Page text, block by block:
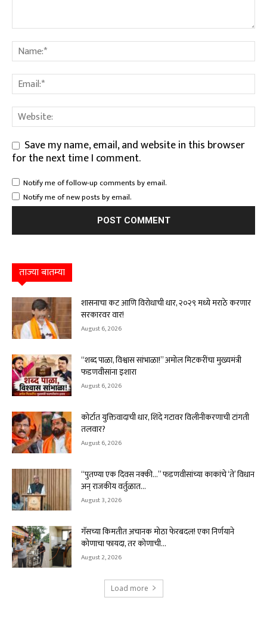
Save my name, email, and website in this browser
for the next time I comment.
Notify me of follow-up comments by email.
Notify me of new posts by email.
ताज्या बातम्या
शासनाचा कट आणि विरोधाची धार, २०२९ मध्ये मराठे करणार
सरकारवर वार!
August 6, 2026
“शब्द पाळा, विश्वास सांभाळा!” अमोल मिटकरींचा मुख्यमंत्री
फडणवीसांना इशारा
August 6, 2026
कोर्टात युक्तिवादाची धार, शिंदे गटावर विलीनीकरणाची टांगती
तलवार?
August 6, 2026
“पुतण्या एक दिवस नक्की…” फडणवीसांच्या काकांचे ‘ते’ विधान
अन् राजकीय वर्तुळात...
August 3, 2026
गॅसच्या किमतीत अचानक मोठा फेरबदल! एका निर्णयाने
कोणाचा फायदा, तर कोणाची...
August 2, 2026
Load more